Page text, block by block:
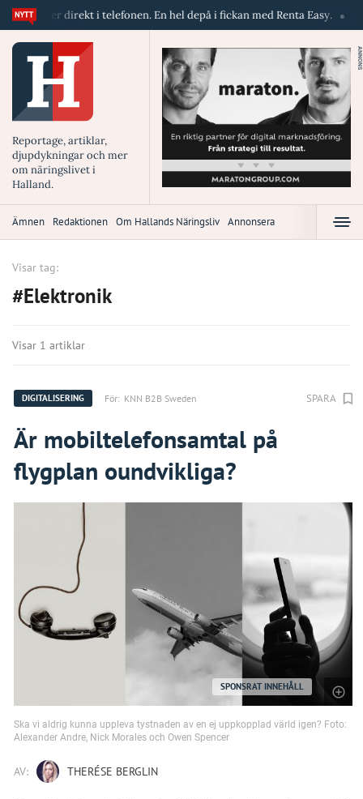
direkt i telefonen. En hel depå i fickan med Renta Easy.
Reportage, artiklar,
djupdykningar och mer
om näringslivet i
Halland.
ANNONS
Ämnen Redaktionen Om Hallands Näringsliv Annonsera
Visar tag:
#Elektronik
Visar 1 artiklar
DIGITALISERING För: KNN B2B Sweden SPARA
Är mobiltelefonsamtal på
flygplan oundvikliga?
SPONSRAT INNEHÅLL
Ska vi aldrig kunna uppleva tystnaden av en ej uppkopplad värld igen? Foto:
Alexander Andre, Nick Morales och Owen Spencer
AV: THERÉSE BERGLIN